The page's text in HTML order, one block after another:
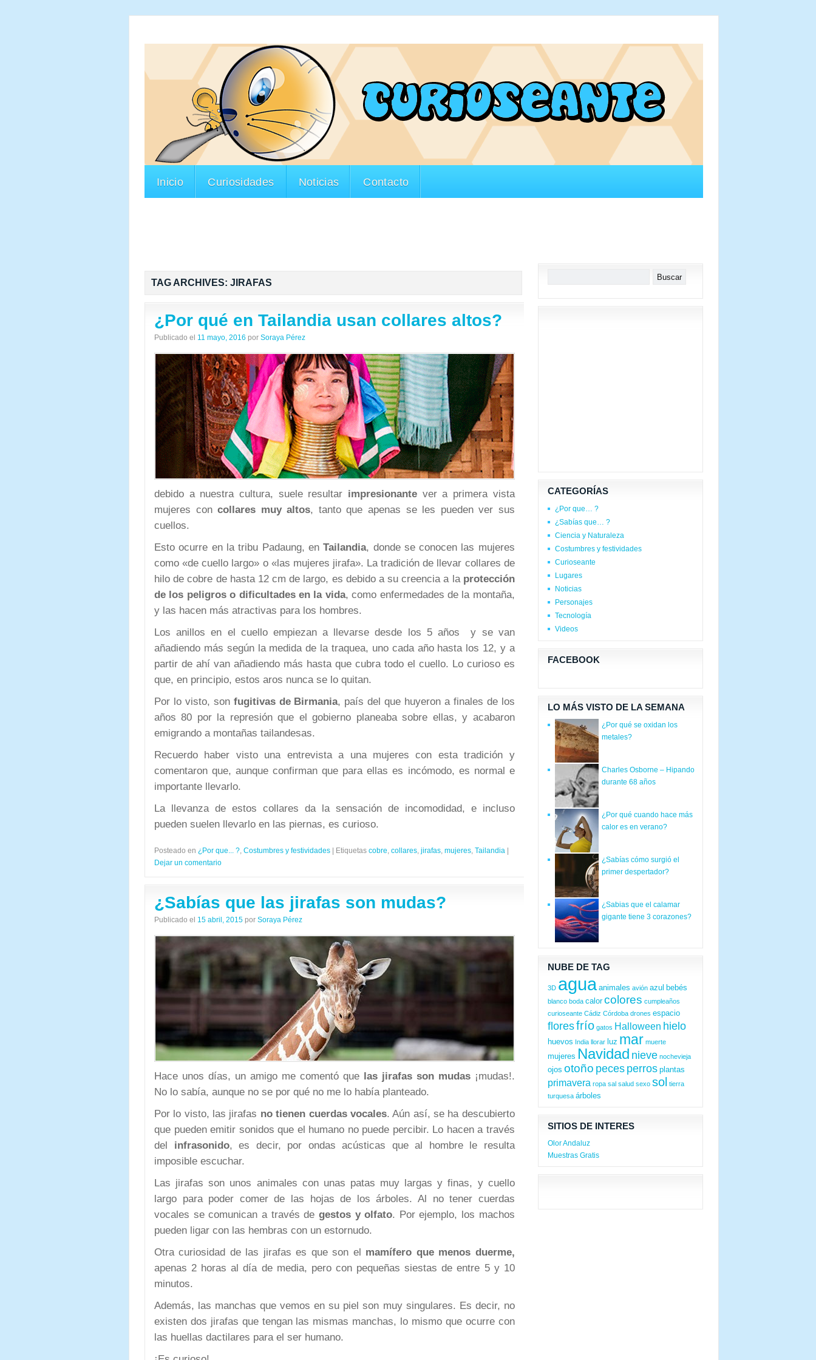
Inicio Curiosidades Noticias Contacto
TAG ARCHIVES: JIRAFAS
¿Por qué en Tailandia usan collares altos?
Publicado el 11 mayo, 2016 por Soraya Pérez
debido a nuestra cultura, suele resultar impresionante ver a primera vista
mujeres concollares muy altos, tanto que apenas se les pueden ver sus
cuellos.
Esto ocurre en la tribu Padaung, enTailandia, donde se conocen las mujeres
como «de cuello largo» o «las mujeres jirafa». La tradición de llevar collares de
hilo de cobre de hasta 12 cm de largo, es debido a su creencia a laprotección
de los peligros o dificultades en la vida, como enfermedades de la montaña,
y las hacen más atractivas para los hombres.
Los anillos en el cuello empiezan a llevarse desde los 5 años y se van
añadiendo más según la medida de la traquea, uno cada año hasta los 12, y a
partir de ahí van añadiendo más hasta que cubra todo el cuello. Lo curioso es
que, en principio, estos aros nunca se lo quitan.
Por lo visto, son fugitivas de Birmania, país del que huyeron a finales de los
años 80 por la represión que el gobierno planeaba sobre ellas, y acabaron
emigrando a montañas tailandesas.
Recuerdo haber visto una entrevista a una mujeres con esta tradición y
comentaron que, aunque confirman que para ellas es incómodo, es normal e
importante llevarlo.
La llevanza de estos collares da la sensación de incomodidad, e incluso
pueden suelen llevarlo en las piernas, es curioso.
Posteado en ¿Por que... ?, Costumbres y festividades Etiquetas cobre, collares, jirafas, mujeres, Tailandia
Dejar un comentario
¿Sabías que las jirafas son mudas?
Publicado el 15 abril, 2015 por Soraya Pérez
Hace unos días, un amigo me comentó que las jirafas son mudas¡mudas!.
No lo sabía, aunque no se por qué no me lo había planteado.
Por lo visto, las jirafas no tienen cuerdas vocales. Aún así, se ha descubierto
que pueden emitir sonidos que el humano no puede percibir. Lo hacen a través
del infrasonido, es decir, por ondas acústicas que al hombre le resulta
imposible escuchar.
Las jirafas son unos animales con unas patas muy largas y finas, y cuello
largo para poder comer de las hojas de los árboles. Al no tener cuerdas
vocales se comunican a través de gestos y olfato. Por ejemplo, los machos
pueden ligar con las hembras con un estornudo.
Otra curiosidad de las jirafas es que son el mamífero que menos duerme,
apenas 2 horas al día de media, pero con pequeñas siestas de entre 5 y 10
minutos.
Además, las manchas que vemos en su piel son muy singulares. Es decir, no
existen dos jirafas que tengan las mismas manchas, lo mismo que ocurre con
las huellas dactilares para el ser humano.
CATEGORÍAS
¿Por que… ?
¿Sabías que… ?
Ciencia y Naturaleza
Costumbres y festividades
Curioseante
Lugares
Noticias
Personajes
Tecnología
Videos
FACEBOOK
LO MÁS VISTO DE LA SEMANA
¿Por qué se oxidan los
metales?
Charles Osborne – Hipando
durante 68 años
¿Por qué cuando hace más
calor es en verano?
¿Sabías cómo surgió el
primer despertador?
¿Sabias que el calamar
gigante tiene 3 corazones?
NUBE DE TAG
3D agua animales avión azul bebés
blanco boda calor colores cumpleaños
curioseante Cádiz Córdoba drones espacio
floresfrío gatos Halloween hielo
huevos India llorar luz mar muerte
mujeres Navidad nieve nochevieja
ojos otoño peces perros plantas
primavera ropa sal salud sexo sol tierra
turquesa árboles
SITIOS DE INTERES
Olor Andaluz
Muestras Gratis